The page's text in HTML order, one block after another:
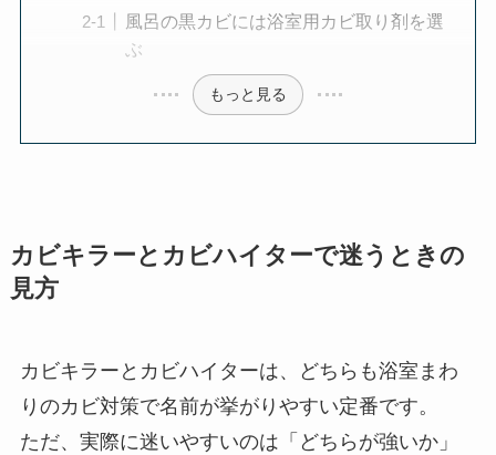
風呂の黒カビには浴室用カビ取り剤を選
ぶ
もっと見る
カビキラーとカビハイターで迷うときの
見方
カビキラーとカビハイターは、どちらも浴室まわ
りのカビ対策で名前が挙がりやすい定番です。
ただ、実際に迷いやすいのは「どちらが強いか」